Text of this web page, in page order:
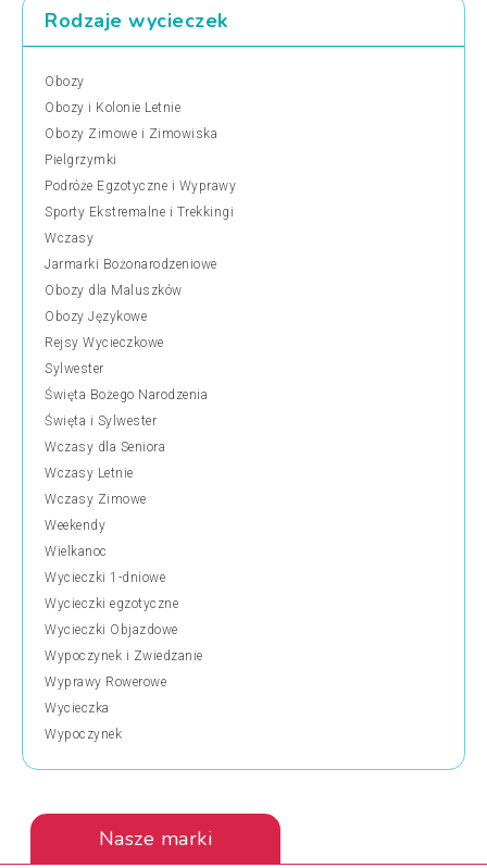
Rodzaje wycieczek
Obozy
Obozy i Kolonie Letnie
Obozy Zimowe i Zimowiska
Pielgrzymki
Podróże Egzotyczne i Wyprawy
Sporty Ekstremalne i Trekkingi
Wczasy
Jarmarki Bożonarodzeniowe
Obozy dla Maluszków
Obozy Językowe
Rejsy Wycieczkowe
Sylwester
Święta Bożego Narodzenia
Święta i Sylwester
Wczasy dla Seniora
Wczasy Letnie
Wczasy Zimowe
Weekendy
Wielkanoc
Wycieczki 1-dniowe
Wycieczki egzotyczne
Wycieczki Objazdowe
Wypoczynek i Zwiedzanie
Wyprawy Rowerowe
Wycieczka
Wypoczynek
Nasze marki